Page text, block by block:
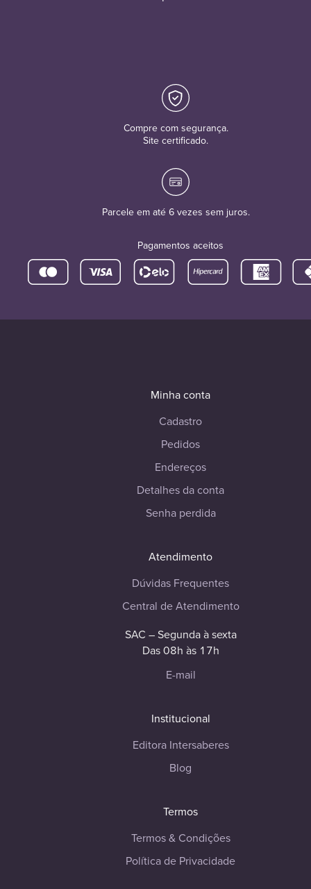
Compre com segurança.
Site certificado.
Parcele em até 6 vezes sem juros.
Pagamentos aceitos
Minha conta
Cadastro
Pedidos
Endereços
Detalhes da conta
Senha perdida
Atendimento
Dúvidas Frequentes
Central de Atendimento
SAC – Segunda à sexta
Das 08h às 17h
E-mail
Institucional
Editora Intersaberes
Blog
Termos
Termos & Condições
Política de Privacidade